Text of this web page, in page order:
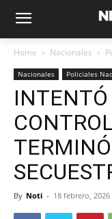
Home Nacionales
Nacionales Policiales
INTENTÓ
By Noti - 18 febrero, 2026